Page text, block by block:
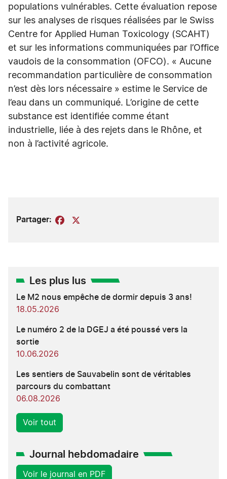
populations vulnérables. Cette évaluation repose
sur les analyses de risques réalisées par le Swiss
Centre for Applied Human Toxicology (SCAHT)
et sur les informations communiquées par l’Office
vaudois de la consommation (OFCO). « Aucune
recommandation particulière de consommation
n’est dès lors nécessaire » estime le Service de
l’eau dans un communiqué. L’origine de cette
substance est identifiée comme étant
industrielle, liée à des rejets dans le Rhône, et
non à l’activité agricole.
Partager: Facebook
Les plus lus
Le M2 nous empêche de dormir depuis 3 ans!
18.05.2026
Le numéro 2 de la DGEJ a été poussé vers la
sortie
10.06.2026
Les sentiers de Sauvabelin sont de véritables
parcours du combattant
06.08.2026
Voir tout
Journal hebdomadaire
Voir le journal en PDF